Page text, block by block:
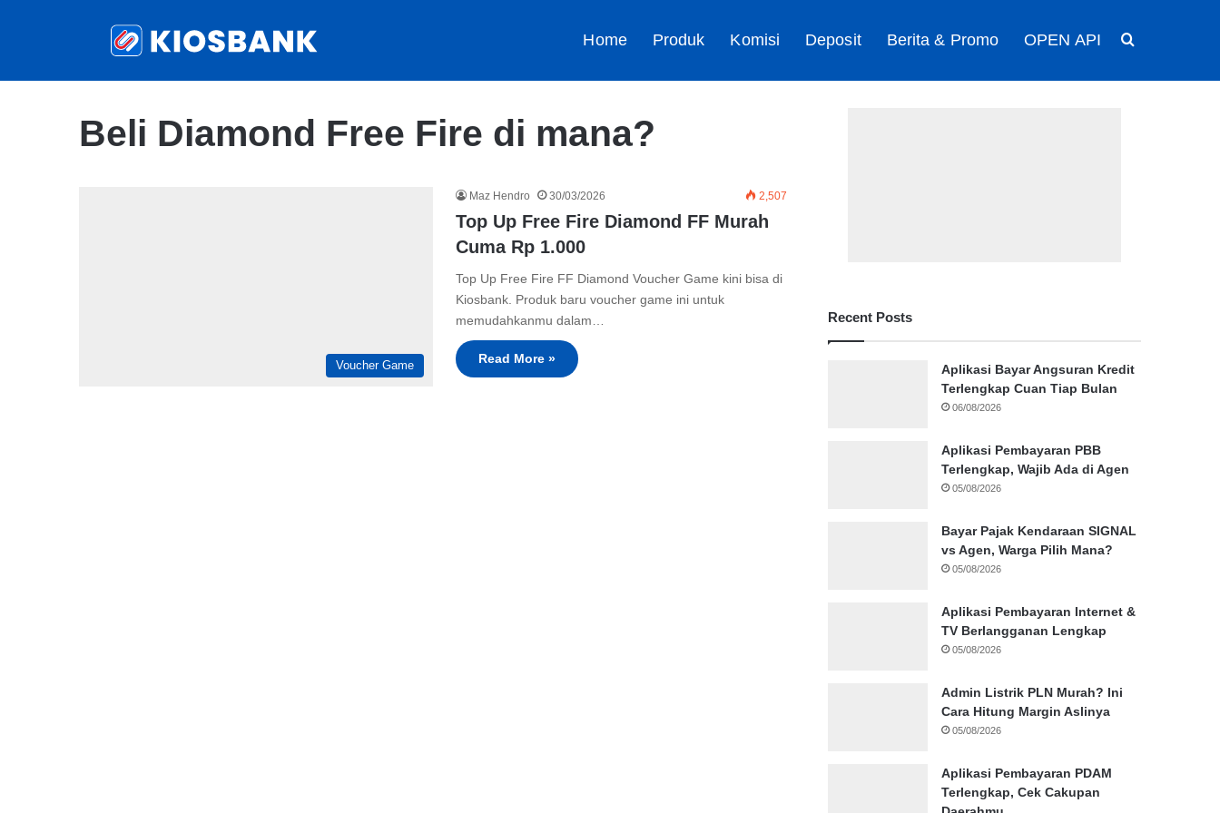
Home Produk Komisi Deposit Berita & Promo OPEN API
Beli Diamond Free Fire di mana?
Voucher Game
Maz Hendro 30/03/2026 2,507
Top Up Free Fire Diamond FF Murah
Cuma Rp 1.000
Top Up Free Fire FF Diamond Voucher Game kini bisa di
Kiosbank. Produk baru voucher game ini untuk
memudahkanmu dalam…
Read More »
Recent Posts
Aplikasi Bayar Angsuran Kredit
Terlengkap Cuan Tiap Bulan
06/08/2026
Aplikasi Pembayaran PBB
Terlengkap, Wajib Ada di Agen
05/08/2026
Bayar Pajak Kendaraan SIGNAL
vs Agen, Warga Pilih Mana?
05/08/2026
Aplikasi Pembayaran Internet &
TV Berlangganan Lengkap
05/08/2026
Admin Listrik PLN Murah? Ini
Cara Hitung Margin Aslinya
05/08/2026
Aplikasi Pembayaran PDAM
Terlengkap, Cek Cakupan